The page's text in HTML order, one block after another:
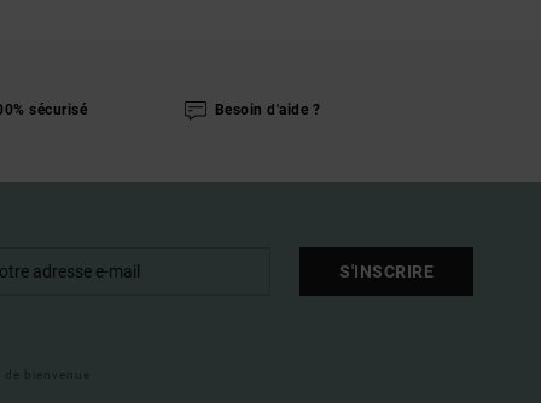
sécurisé Besoin d'aide ?
S'INSCRIRE
bienvenue